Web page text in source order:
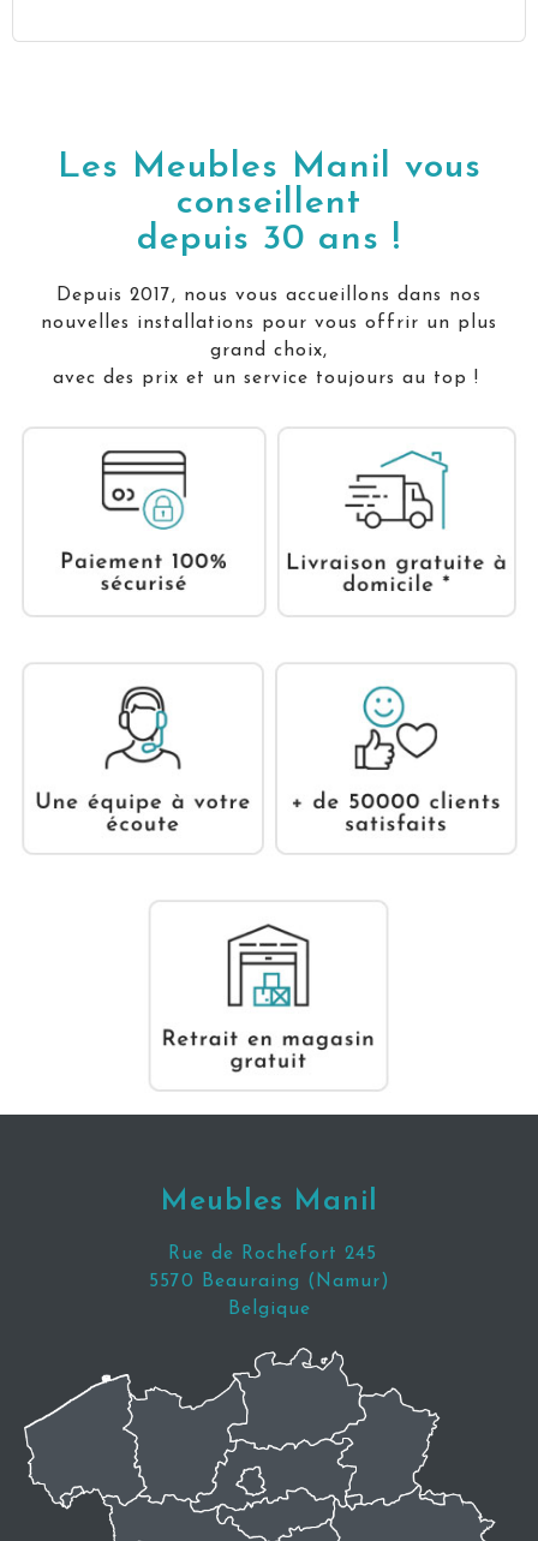
Les Meubles Manil vous
conseillent
depuis 30 ans !
Depuis 2017, nous vous accueillons dans nos
nouvelles installations pour vous offrir un plus
grand choix,
avec des prix et un service toujours au top !
Meubles Manil
Rue de Rochefort 245
5570 Beauraing (Namur)
Belgique